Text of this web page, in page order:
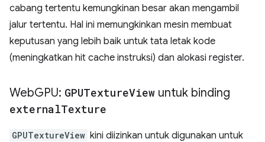
cabang tertentu kemungkinan besar akan mengambil
jalur tertentu. Hal ini memungkinkan mesin membuat
keputusan yang lebih baik untuk tata letak kode
(meningkatkan hit cache instruksi) dan alokasi register.
WebGPU: GPUTextureView untuk binding
externalTexture
GPUTextureView kini diizinkan untuk digunakan untuk